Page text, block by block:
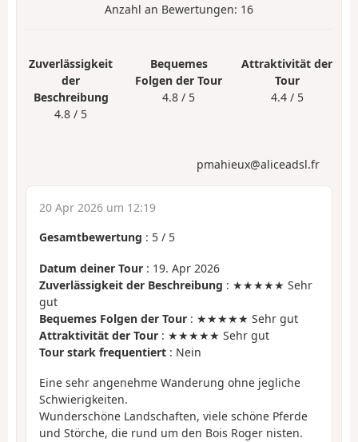
Anzahl an Bewertungen: 16
Zuverlässigkeit
der
Beschreibung
4.8 / 5
Bequemes
Folgen der Tour
4.8 / 5
Attraktivität der
Tour
4.4 / 5
pmahieux@aliceadsl.fr
20 Apr 2026 um 12:19
Gesamtbewertung : 5 / 5
Datum deiner Tour : 19. Apr 2026
Zuverlässigkeit der Beschreibung : ★★★★★ Sehr
gut
Bequemes Folgen der Tour : ★★★★★ Sehr gut
Attraktivität der Tour : ★★★★★ Sehr gut
Tour stark frequentiert : Nein
Eine sehr angenehme Wanderung ohne jegliche
Schwierigkeiten.
Wunderschöne Landschaften, viele schöne Pferde
und Störche, die rund um den Bois Roger nisten.